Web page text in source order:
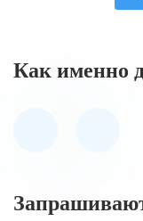
Как именно